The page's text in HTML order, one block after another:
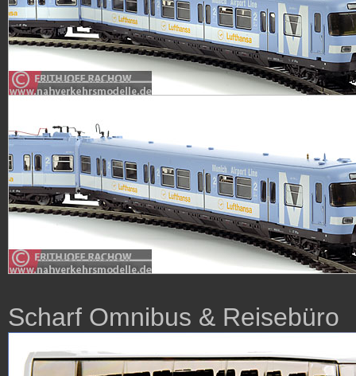
Scharf Omnibus & Reisebüro